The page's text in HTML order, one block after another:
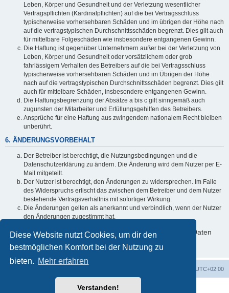
Diese Website nutzt Cookies, um dir den
bestmöglichen Komfort bei der Nutzung zu
bieten. Mehr erfahren
Verstanden!
Leben, Körper und Gesundheit und der Verletzung wesentlicher
Vertragspflichten (Kardinalpflichten) auf die bei Vertragsschluss
typischerweise vorhersehbaren Schäden und im übrigen der Höhe nach
auf die vertragstypischen Durchschnittsschäden begrenzt. Dies gilt auch
für mittelbare Folgeschäden wie insbesondere entgangenen Gewinn.
Die Haftung ist gegenüber Unternehmern außer bei der Verletzung von
Leben, Körper und Gesundheit oder vorsätzlichem oder grob
fahrlässigem Verhalten des Betreibers auf die bei Vertragsschluss
typischerweise vorhersehbaren Schäden und im Übrigen der Höhe
nach auf die vertragstypischen Durchschnittsschäden begrenzt. Dies gilt
auch für mittelbare Schäden, insbesondere entgangenen Gewinn.
Die Haftungsbegrenzung der Absätze a bis c gilt sinngemäß auch
zugunsten der Mitarbeiter und Erfüllungsgehilfen des Betreibers.
Ansprüche für eine Haftung aus zwingendem nationalem Recht bleiben
unberührt.
6. ÄNDERUNGSVORBEHALT
Der Betreiber ist berechtigt, die Nutzungsbedingungen und die
Datenschutzerklärung zu ändern. Die Änderung wird dem Nutzer per E-
Mail mitgeteilt.
Der Nutzer ist berechtigt, den Änderungen zu widersprechen. Im Falle
des Widerspruchs erlischt das zwischen dem Betreiber und dem Nutzer
bestehende Vertragsverhältnis mit sofortiger Wirkung.
Die Änderungen gelten als anerkannt und verbindlich, wenn der Nutzer
den Änderungen zugestimmt hat.
Informationen über den Umgang mit deinen persönlichen Daten
sind in der Datenschutzerklärung enthalten.
UTC+02:00
Powered byphpBB® Forum Software © phpBB Limited